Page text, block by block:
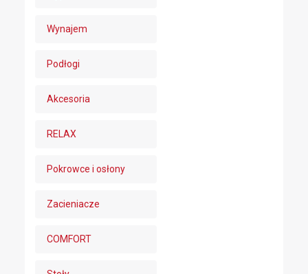
Wynajem
Podłogi
Akcesoria
RELAX
Pokrowce i osłony
Zacieniacze
COMFORT